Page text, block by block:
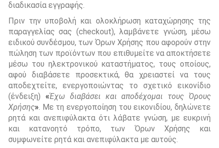
διαδικασία εγγραφής.
Πριν την υποβολή και ολοκλήρωση καταχώρησης της
παραγγελίας σας (checkout), λαμβάνετε γνώση, μέσω
ειδικού συνδέσμου, των Όρων Χρήσης που αφορούν στην
πώληση των προϊόντων που επιθυμείτε να αποκτήσετε
μέσω του ηλεκτρονικού καταστήματος, τους οποίους,
αφού διαβάσετε προσεκτικά, θα χρειαστεί να τους
αποδεχτείτε, ενεργοποιώντας το σχετικό εικονίδιο
(ένδειξη) «Έχω διαβάσει και αποδέχομαι τους Όρους
Χρήσης». Με τη ενεργοποίηση του εικονιδίου, δηλώνετε
ρητά και ανεπιφύλακτα ότι λάβατε γνώση, με ευκρινή
και κατανοητό τρόπο, των Όρων Χρήσης και
συμφωνείτε ρητά και ανεπιφύλακτα με αυτούς.